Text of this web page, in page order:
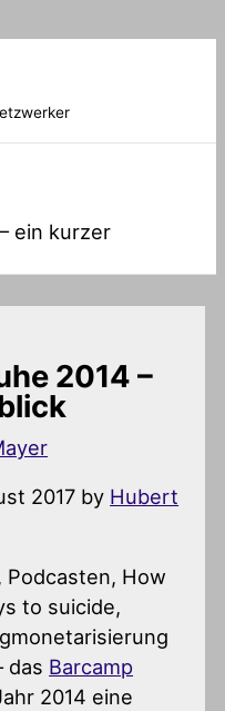
ein kurzer
2014 –
2017 by Hubert
Podcasten, How
to suicide,
das Barcamp
2014 eine